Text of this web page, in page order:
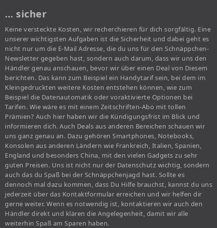
… sicher
Keine versteckte Kosten, wir recherchieren für dich sorgfältig. Eine
unserer wichtigsten Aufgaben ist die Sicherheit und dabei geht es
nicht nur um die E-Mail Adresse, die du uns für den Schnäppchen-
Newsletter gegeben hast, sondern auch darum, dass wir uns den
Händler genau anschauen, bevor wir über einen Deal von Diesem
berichten. Das kann zum Beispiel ein Handytarif sein, bei dem im
Kleingedruckten weitere Kosten entstehen können, wie zum
Beispiel die Datenautomatik oder voraktivierte Optionen bei
Tarifen. Wie wäre es mit einem Zeitschriften-Abo mit tollen
Prämien? Auch hier haben wir die Kündigungsfrist im Blick und
informieren dich. Auch Deals aus anderen Bereichen schauen wir
uns ganz genau an. Dazu gehören Smartphones, Notebooks,
Konsolen aus anderen Ländern wie Frankreich, Italien, Spanien,
England und besonders China, mit den vielen Gadgets zu sehr
guten Preisen. Uns ist nicht nur der Datenschutz wichtig, sondern
auch das du Spaß bei der Schnäppchenjagd hast. Sollte es
dennoch mal dazu kommen, dass Du Hilfe brauchst, kannst du uns
jederzeit über das Kontaktformular erreichen und wir helfen dir
gerne weiter. Wenn es notwendig ist, kontaktieren wir auch den
Händler direkt und klären die Angelegenheit, damit wir alle
weiterhin Spaß am Sparen haben.